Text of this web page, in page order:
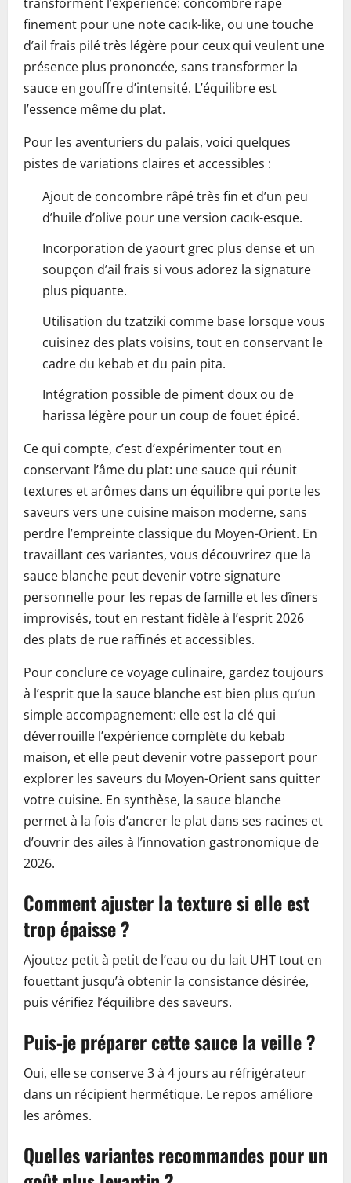
finement pour une note cacık-like, ou une touche
d’ail frais pilé très légère pour ceux qui veulent une
présence plus prononcée, sans transformer la
sauce en gouffre d’intensité. L’équilibre est
l’essence même du plat.
Pour les aventuriers du palais, voici quelques
pistes de variations claires et accessibles :
Ajout de concombre râpé très fin et d’un peu
d’huile d’olive pour une version cacık-esque.
Incorporation de yaourt grec plus dense et un
soupçon d’ail frais si vous adorez la signature
plus piquante.
Utilisation du tzatziki comme base lorsque vous
cuisinez des plats voisins, tout en conservant le
cadre du kebab et du pain pita.
Intégration possible de piment doux ou de
harissa légère pour un coup de fouet épicé.
Ce qui compte, c’est d’expérimenter tout en
conservant l’âme du plat: une sauce qui réunit
textures et arômes dans un équilibre qui porte les
saveurs vers une cuisine maison moderne, sans
perdre l’empreinte classique du Moyen-Orient. En
travaillant ces variantes, vous découvrirez que la
sauce blanche peut devenir votre signature
personnelle pour les repas de famille et les dîners
improvisés, tout en restant fidèle à l’esprit 2026
des plats de rue raffinés et accessibles.
Pour conclure ce voyage culinaire, gardez toujours
à l’esprit que la sauce blanche est bien plus qu’un
simple accompagnement: elle est la clé qui
déverrouille l’expérience complète du kebab
maison, et elle peut devenir votre passeport pour
explorer les saveurs du Moyen-Orient sans quitter
votre cuisine. En synthèse, la sauce blanche
permet à la fois d’ancrer le plat dans ses racines et
d’ouvrir des ailes à l’innovation gastronomique de
2026.
Comment ajuster la texture si elle est
trop épaisse ?
Ajoutez petit à petit de l’eau ou du lait UHT tout en
fouettant jusqu’à obtenir la consistance désirée,
puis vérifiez l’équilibre des saveurs.
Puis-je préparer cette sauce la veille ?
Oui, elle se conserve 3 à 4 jours au réfrigérateur
dans un récipient hermétique. Le repos améliore
les arômes.
Quelles variantes recommandes pour un